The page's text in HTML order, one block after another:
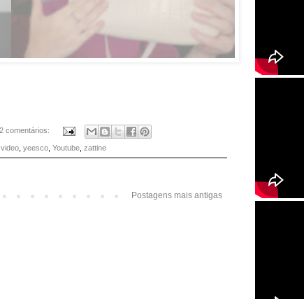
2 comentários:
video yeesco Youtube zattine
Postagens mais antigas